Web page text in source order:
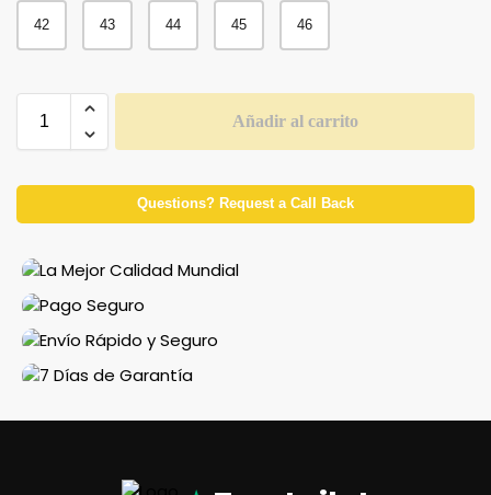
42 43 44 45 46
Añadir al carrito
Questions? Request a Call Back